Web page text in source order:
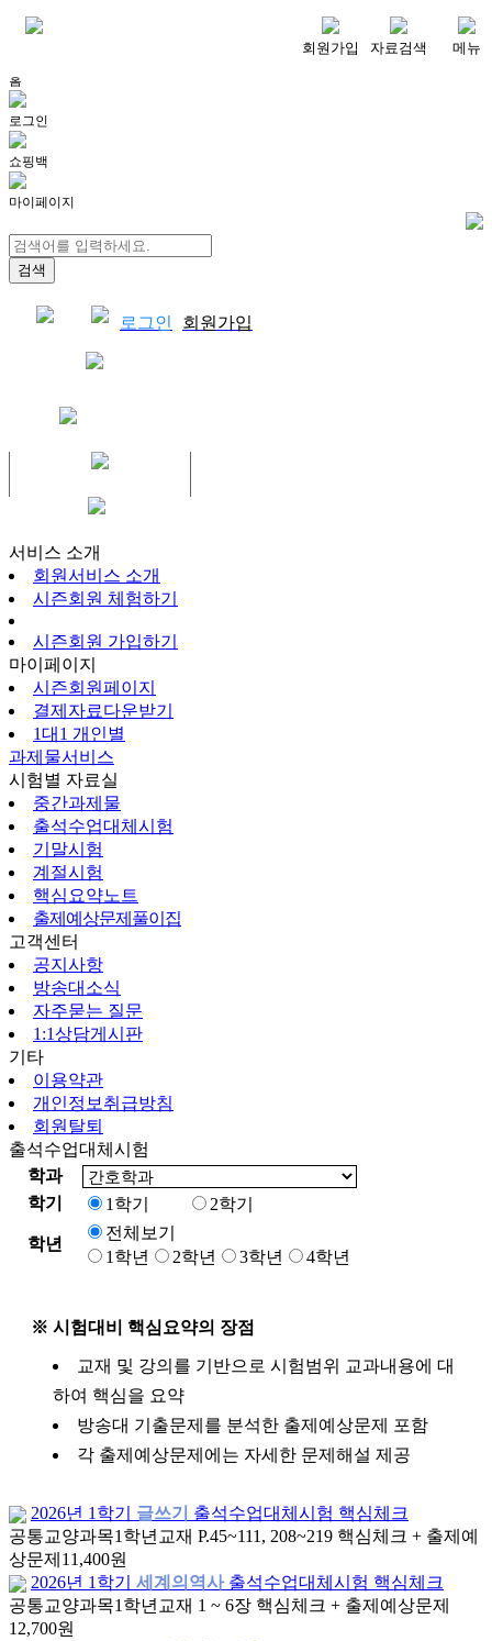
회원가입 자료검색 메뉴
홈
로그인
쇼핑백
마이페이지
로그인 회원가입
서비스 소개
회원서비스 소개
시즌회원 체험하기
시즌회원 가입하기
마이페이지
시즌회원페이지
결제자료다운받기
1대1 개인별
과제물서비스
시험별 자료실
중간과제물
출석수업대체시험
기말시험
계절시험
핵심요약노트
출제예상문제풀이집
고객센터
공지사항
방송대소식
자주묻는 질문
1:1상담게시판
기타
이용약관
개인정보취급방침
회원탈퇴
출석수업대체시험
학과
학기
1학기 2학기
학년
전체보기
1학년
2학년 3학년 4학년
※ 시험대비 핵심요약의 장점
교재 및 강의를 기반으로 시험범위 교과내용에 대
하여 핵심을 요약
방송대 기출문제를 분석한 출제예상문제 포함
각 출제예상문제에는 자세한 문제해설 제공
2026년 1학기 글쓰기 출석수업대체시험 핵심체크
공통교양과목1학년 교재 P.45~111, 208~219 핵심체크 + 출제예
상문제 11,400원
2026년 1학기
세계의역사 출석수업대체시험 핵심체크
공통교양과목1학년 교재 1 ~ 6장 핵심체크 + 출제예상문제
12,700원